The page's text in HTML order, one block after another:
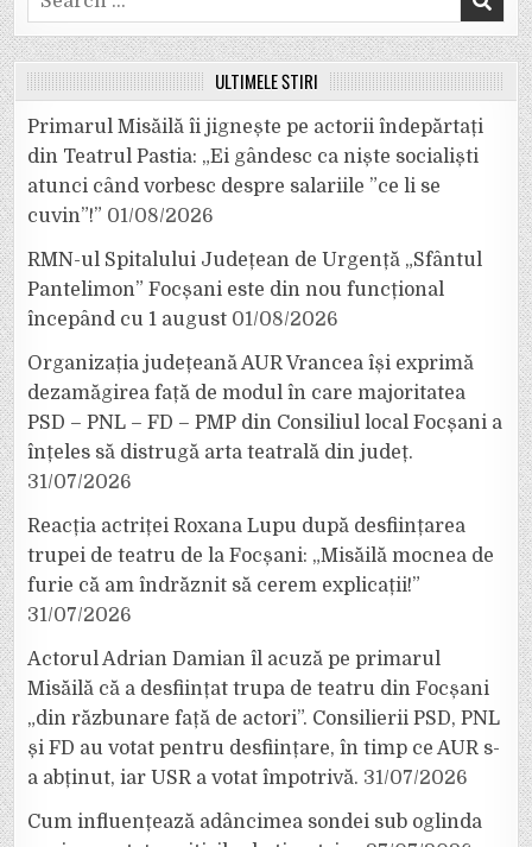
for:
ULTIMELE ȘTIRI
Primarul Misăilă îi jignește pe actorii îndepărtați
din Teatrul Pastia: „Ei gândesc ca niște socialiști
atunci când vorbesc despre salariile ”ce li se
cuvin”!” 01/08/2026
RMN-ul Spitalului Județean de Urgență „Sfântul
Pantelimon” Focșani este din nou funcțional
începând cu 1 august 01/08/2026
Organizația județeană AUR Vrancea își exprimă
dezamăgirea față de modul în care majoritatea
PSD – PNL – FD – PMP din Consiliul local Focșani a
înțeles să distrugă arta teatrală din județ.
31/07/2026
Reacția actriței Roxana Lupu după desființarea
trupei de teatru de la Focșani: „Misăilă mocnea de
furie că am îndrăznit să cerem explicații!”
31/07/2026
Actorul Adrian Damian îl acuză pe primarul
Misăilă că a desființat trupa de teatru din Focșani
„din răzbunare față de actori”. Consilierii PSD, PNL
și FD au votat pentru desființare, în timp ce AUR s-
a abținut, iar USR a votat împotrivă. 31/07/2026
Cum influențează adâncimea sondei sub oglinda